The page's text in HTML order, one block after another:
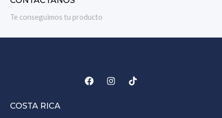
Te conseguimos tu producto
COSTA RICA